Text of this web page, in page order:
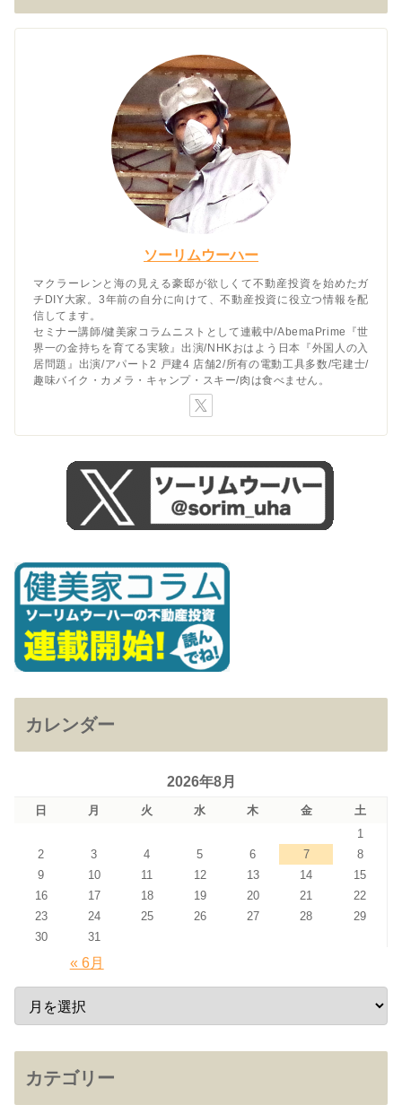
ソーリムウーハー
マクラーレンと海の見える豪邸が欲しくて不動産投資を始めたガ
チDIY大家。3年前の自分に向けて、不動産投資に役立つ情報を配
信してます。
セミナー講師/健美家コラムニストとして連載中/AbemaPrime『世
界一の金持ちを育てる実験』出演/NHKおはよう日本『外国人の入
居問題』出演/アパート2 戸建4 店舗2/所有の電動工具多数/宅建士/
趣味バイク・カメラ・キャンプ・スキー/肉は食べません。
カレンダー
2026年8月
日 月 火 水 木 金
土
1
2
3 4 5 6 7
8
9
10 11 12 13 14
15
16
17 18 19 20 21
22
23
24 25 26 27 28
29
30
31
« 6月
カテゴリー